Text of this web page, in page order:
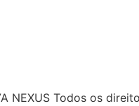
NEXUS Todos os